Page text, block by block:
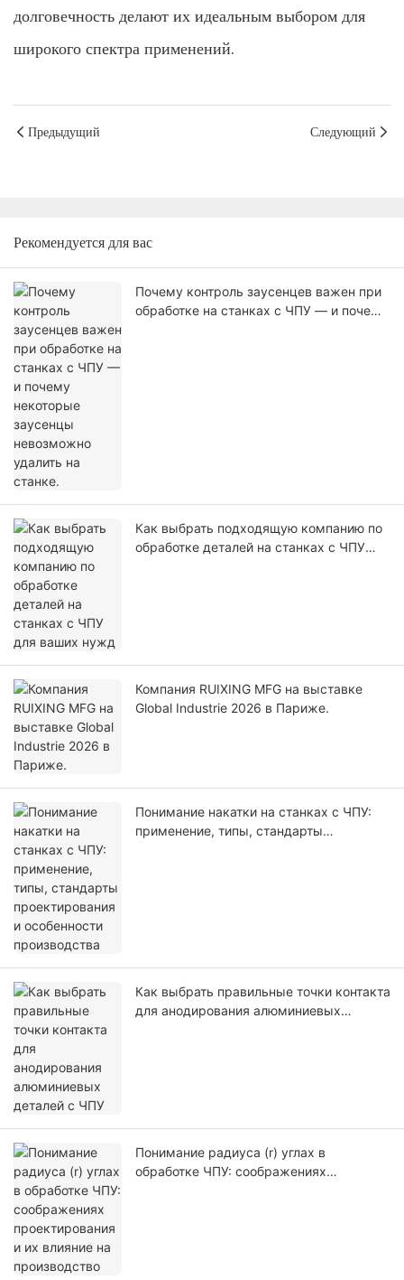
долговечность делают их идеальным выбором для
широкого спектра применений.
Предыдущий Следующий
Рекомендуется для вас
Почему контроль заусенцев важен при
обработке на станках с ЧПУ — и почему
Как выбрать подходящую компанию по
обработке деталей на станках с ЧПУ
Компания RUIXING MFG на выставке
Global Industrie 2026 в Париже.
Понимание накатки на станках с ЧПУ:
применение, типы, стандарты
Как выбрать правильные точки контакта
для анодирования алюминиевых
Понимание радиуса (r) углах в
обработке ЧПУ: соображениях